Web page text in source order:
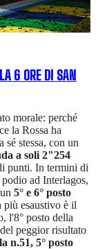
6 ORE DI SAN
morale: perché
la Rossa ha
sé stessa, con un
a soli 2"254
punti. In termini di
ad Interlagos,
5° e 6° posto
esaustivo è il
l'8° posto della
peggior risultato
n.51, 5° posto